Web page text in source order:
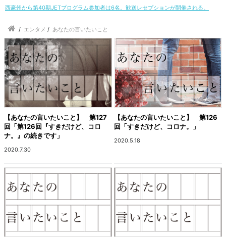
西豪州から第40期JETプログラム参加者は6名。歓送レセプションが開催される。
/ エンタメ / あなたの言いたいこと
【あなたの言いたいこと】 第127
回「第126回『すきだけど、コロ
ナ。』の続きです」
2020.7.30
【あなたの言いたいこと】 第126
回「すきだけど、コロナ。」
2020.5.18